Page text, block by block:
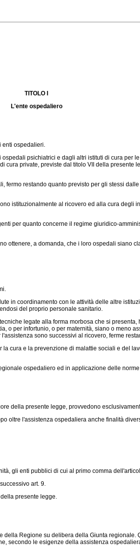
TITOLO I
L'ente ospedaliero
enti ospedalieri.
psichiatrici e dagli altri istituti di cura per
private, previste dal titolo VII della presente
restando quanto previsto per gli stessi
istituzionalmente al ricovero ed alla cura degli
per quanto concerne il regime giuridico-
a domanda, che i loro ospedali siano
in coordinamento con le attività delle altre
del proprio personale sanitario.
legate alla forma morbosa che si
per infortunio, o per maternità, siano o meno
sono successivi al ricovero, ferme
e la prevenzione di malattie sociali e del
ospedaliero ed in applicazione delle
della presente legge, provvedono
oltre l'assistenza ospedaliera anche finalità
gli enti pubblici di cui al primo comma
art. 9.
presente legge.
Regione su delibera della Giunta
secondo le esigenze della assistenza